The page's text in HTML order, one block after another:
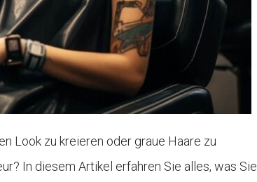
Look zu kreieren oder graue Haare zu
In diesem Artikel erfahren Sie alles, was Sie